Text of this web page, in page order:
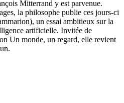
Mitterrand y est parvenue.
la philosophe publie ces jours-ci
un essai ambitieux sur la
artificielle. Invitée de
Un monde, un regard, elle revient